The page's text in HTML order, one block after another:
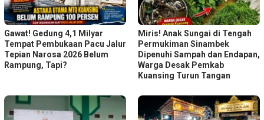
Gawat! Gedung 4,1 Milyar
Tempat Pembukaan Pacu Jalur
Tepian Narosa 2026 Belum
Rampung, Tapi?
Miris! Anak Sungai di Tengah
Permukiman Sinambek
Dipenuhi Sampah dan Endapan,
Warga Desak Pemkab
Kuansing Turun Tangan